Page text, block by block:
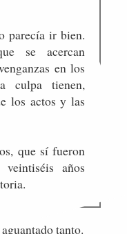
parecía ir bien.
se acercan
en los
culpa tienen,
los actos y las
que sí fueron
años
tanto.